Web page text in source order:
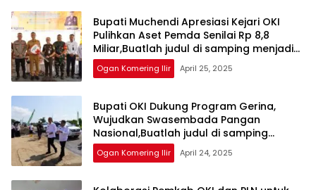
Bupati Muchendi Apresiasi Kejari OKI
Pulihkan Aset Pemda Senilai Rp 8,8
Miliar,Buatlah judul di samping menjadi
lebih menarik
Ogan Komering Ilir April 25, 2025
Bupati OKI Dukung Program Gerina,
Wujudkan Swasembada Pangan
Nasional,Buatlah judul di samping
menjadi lebih menarik
Ogan Komering Ilir April 24, 2025